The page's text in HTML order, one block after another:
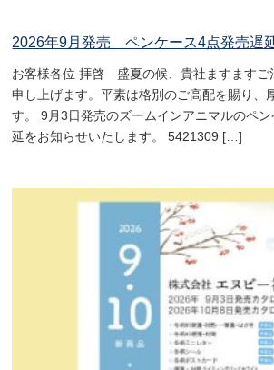
2026年9月発売 ペンケース4点発売遅
お客様各位 拝啓 盛夏の候、貴社ますますご
申し上げます。平素は格別のご高配を賜り、
す。 9月3日発売のズームインアニマルのペ
延をお知らせいたします。 5421309 […]